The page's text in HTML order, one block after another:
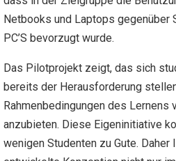
Netbooks und Laptops gegenüber
PC’S bevorzugt wurde.
Das Pilotprojekt zeigt, das sich
bereits der Herausforderung
Rahmenbedingungen des Lernens
anzubieten. Diese Eigeninitiative
wenigen Studenten zu Gute. Daher